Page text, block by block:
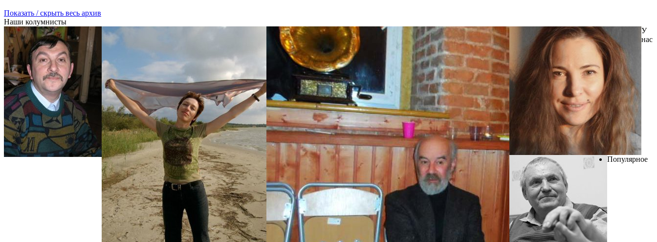
Показать / скрыть весь архив
Наши колумнисты
У
нас
Популярное